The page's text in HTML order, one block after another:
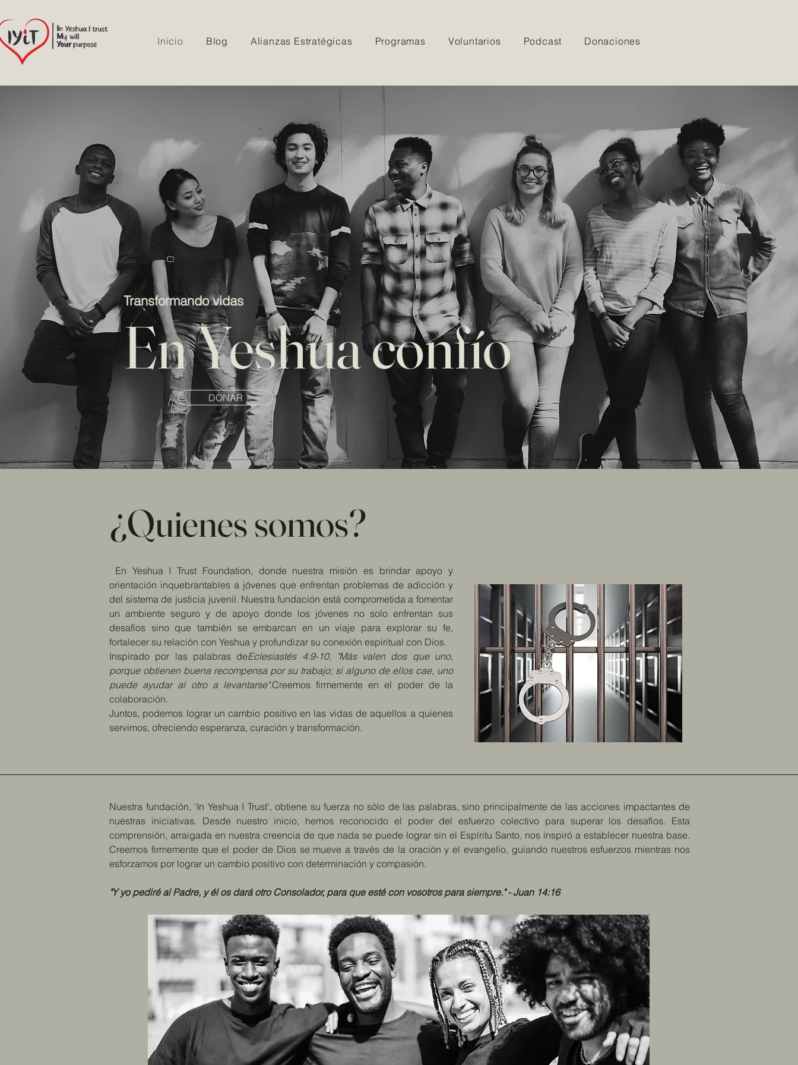
Inicio Blog Alianzas Estratégicas Programas Voluntarios Podcast Donaciones
Transformando vidas
En Yeshua confío
DONAR
¿Quienes somos?
En Yeshua I Trust Foundation, donde nuestra misión es brindar apoyo y
orientación inquebrantables a jóvenes que enfrentan problemas de adicción y
del sistema de justicia juvenil. Nuestra fundación está comprometida a fomentar
un ambiente seguro y de apoyo donde los jóvenes no solo enfrentan sus
desafíos sino que también se embarcan en un viaje para explorar su fe,
fortalecer su relación con Yeshua y profundizar su conexión espiritual con Dios.
Inspirado por las palabras deEclesiastés 4:9-10, "Más valen dos que uno,
porque obtienen buena recompensa por su trabajo; si alguno de ellos cae, uno
puede ayudar al otro a levantarse".Creemos firmemente en el poder de la
colaboración.
Juntos, podemos lograr un cambio positivo en las vidas de aquellos a quienes
servimos, ofreciendo esperanza, curación y transformación.
Nuestra fundación, 'In Yeshua I Trust', obtiene su fuerza no sólo de las palabras, sino principalmente de las acciones impactantes de
nuestras iniciativas. Desde nuestro inicio, hemos reconocido el poder del esfuerzo colectivo para superar los desafíos. Esta
comprensión, arraigada en nuestra creencia de que nada se puede lograr sin el Espíritu Santo, nos inspiró a establecer nuestra base.
Creemos firmemente que el poder de Dios se mueve a través de la oración y el evangelio, guiando nuestros esfuerzos mientras nos
esforzamos por lograr un cambio positivo con determinación y compasión.
"Y yo pediré al Padre, y él os dará otro Consolador, para que esté con vosotros para siempre." - Juan 14:16